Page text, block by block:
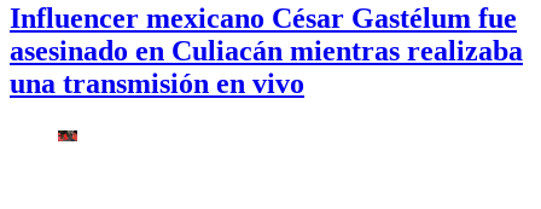
Influencer mexicano César Gastélum fue
asesinado en Culiacán mientras realizaba
una transmisión en vivo